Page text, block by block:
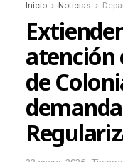
Inicio Noticias
atención
de